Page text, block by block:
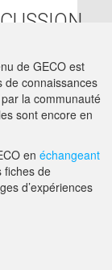
AIDE
de GECO est
de connaissances
la communauté
sont encore en
en échangeant
fiches de
d’expériences